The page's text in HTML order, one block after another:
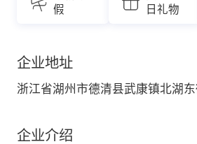
假
日礼物
企业地址
浙江省湖州市德清县武康镇北湖
企业介绍